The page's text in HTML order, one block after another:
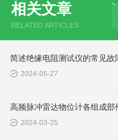
相关文章
RELATED ARTICLES
2024-05-27
2024-03-25